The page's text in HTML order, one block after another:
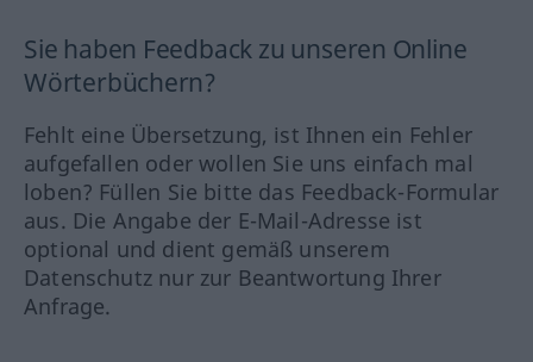
Sie haben Feedback zu unseren Online
Wörterbüchern?
Fehlt eine Übersetzung, ist Ihnen ein Fehler
aufgefallen oder wollen Sie uns einfach mal
loben? Füllen Sie bitte das Feedback-Formular
aus. Die Angabe der E-Mail-Adresse ist
optional und dient gemäß unserem
Datenschutz nur zur Beantwortung Ihrer
Anfrage.